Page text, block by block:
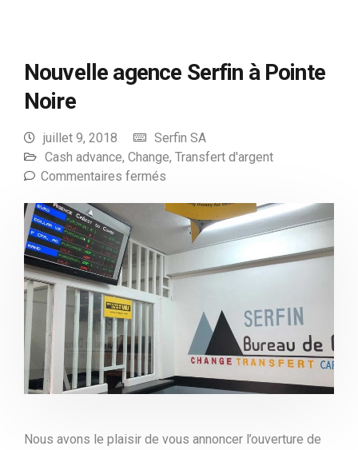
Nouvelle agence Serfin à Pointe
Noire
juillet 9, 2018
Serfin SA
Cash advance, Change, Transfert d'argent
Commentaires fermés
Nous avons le plaisir de vous annoncer l’ouverture de